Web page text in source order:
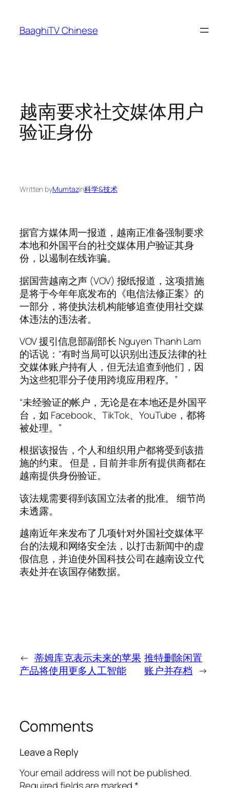
content
BaaghiTV Chinese
越南要求社交媒体用户
验证身份
Written byMumtazin科学&技术
据官方媒体周一报道，越南正准备强制要求
本地和外国平台的社交媒体用户验证其身
份，以遏制在线诈骗。
据国营越南之声 (VOV) 报纸报道，这项措施
是将于今年年底发布的《电信法修正案》的
一部分，将使执法机构能够追查使用社交媒
体违法的违法者。
VOV 援引信息部副部长 Nguyen Thanh Lam
的话说：“有时当局可以识别出违反法律的社
交媒体账户持有人，但无法追查到他们，因
为这些犯罪分子使用跨境应用程序。”
“未经验证的帐户，无论是在本地还是外国平
台，如 Facebook、TikTok、YouTube，都将
被处理。”
根据该报告，个人和组织用户都将受到该措
施的约束。 但是，目前并非所有提供商都在
越南提供身份验证。
该法规需要得到该国立法者的批准。 细节尚
未透露。
越南近年来发布了几项针对外国社交媒体平
台的法规和网络安全法，以打击新闻中的虚
假信息，并迫使外国科技公司在越南设立代
表处并在该国存储数据。
← 蒂姆库克表示未来的苹果
产品将使用更多人工智能
推特删除闲置
账户并存档 →
Comments
Leave a Reply
Your email address will not be published.